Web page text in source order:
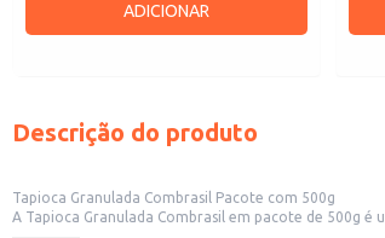
ADICIONAR
Descrição do produto
Tapioca Granulada Combrasil Pacote com 500g
A Tapioca Granulada Combrasil em pacote de 500g